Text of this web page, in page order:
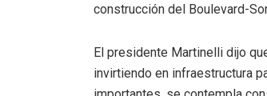
construcción del Boulevard-
El presidente Martinelli dijo
invirtiendo en infraestructura